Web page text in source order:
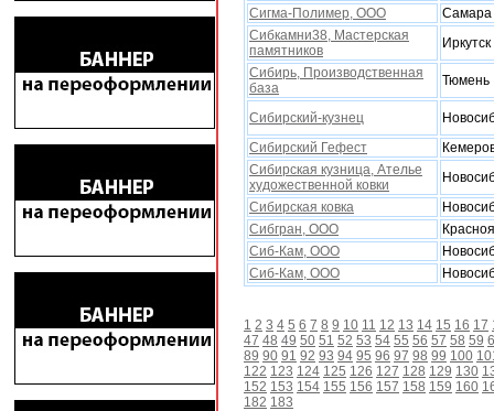
Сигма-Полимер, ООО
Самара
Сибкамни38, Мастерская
памятников
Иркутск
Сибирь, Производственная
база
Тюмень
Сибирский-кузнец
Сибирский Гефест
Сибирская кузница, Ателье
художественной ковки
Сибирская ковка
Сибгран, ООО
Сиб-Кам, ООО
Сиб-Кам, ООО
1 2 3 4 5 6 7 8 9 10 11 12 13 14 15 16 17
47 48 49 50 51 52 53 54 55 56 57 58 59
89 90 91 92 93 94 95 96 97 98 99 100
122 123 124 125 126 127 128 129 130
152 153 154 155 156 157 158 159 160
182 183